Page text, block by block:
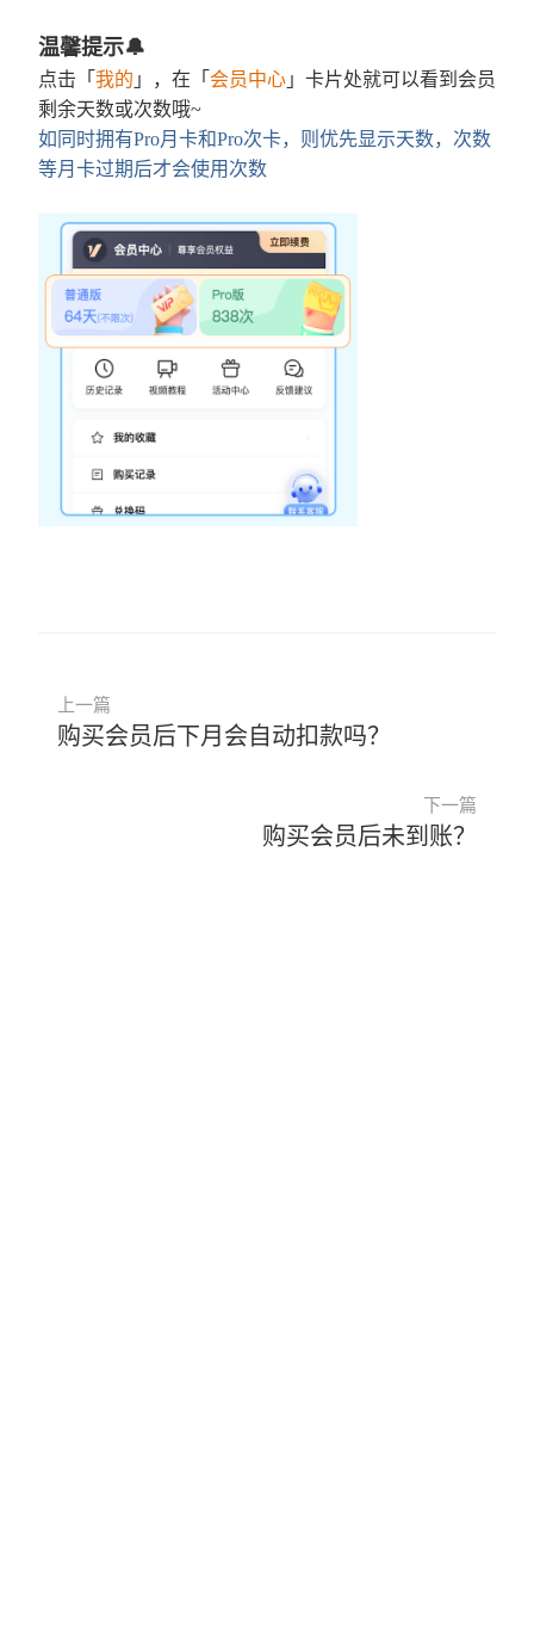
的区别？
如何创建班级
如何加入班级？
创建班级时，如何批量导入学生姓名
如何邀请学生/家长加入班级？
如何给学生发布作业？
如何自主提交学生的作文作业？
学生如何提交作业？
学生作文提交错误，如何操作
吗？
参加活动后现金/次数不对或未到账
温馨提示🔔
点击「 我的 」，在「 会员中心 」卡片处就可以看到会员
剩余天数或次数哦~
如同时拥有Pro月卡和Pro次卡，则优先显示天数，次数
等月卡过期后才会使用次数
上一篇
购买会员后下月会自动扣款吗？
下一篇
购买会员后未到账？